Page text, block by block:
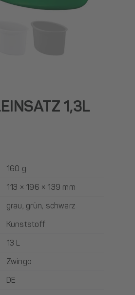
1,3L
160 g
113 × 196 × 139 mm
grau, grün, schwarz
Kunststoff
13 L
Zwingo
DE